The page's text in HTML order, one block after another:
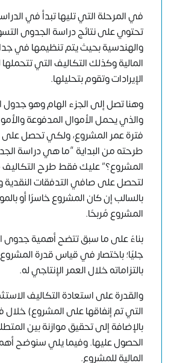
في المرحلة التي تليها تبدأ في
تحتوي على نتائج دراسة الجدوى
والهندسية بحيث يتم تنظيمها في
المالية وكذلك التكاليف التي
الإيرادات وتقوم بتحليلها.
وهنا تصل إلى الجزء الهام وهو جدول
والذي يحمل الأموال المدفوعة
فترة عمر المشروع، ولكي تحصل على
طرحته من البداية “ما هي دراسة
المشروع؟” عليك فقط طرح التكاليف
لتحصل على صافي التدفقات النقدية
بالسالب إن كان المشروع خاسرًا أو
المشروع مُربحًا.
بناءً على ما سبق تتضح أهمية جدوى
جليًا؛ باختصار في قياس قدرة
بالتزاماته خلال العمر الإنتاجي له.
والقدرة على استعادة التكاليف
التي تم إنفاقها على المشروع) خلال
بالإضافة إلى تحقيق موازنة بين
الحصول عليها. وفيما يلي سنوضح
المالية للمشروع.